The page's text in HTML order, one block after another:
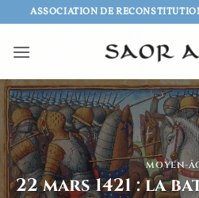
Passer
au
contenu
ASSOCIATION DE
MOYEN-
22 mars 1421 : la